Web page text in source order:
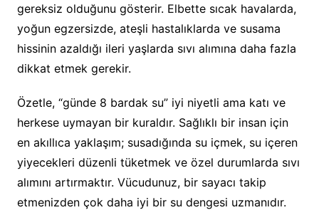
gereksiz olduğunu gösterir. Elbette sıcak havalarda,
yoğun egzersizde, ateşli hastalıklarda ve susama
hissinin azaldığı ileri yaşlarda sıvı alımına daha fazla
dikkat etmek gerekir.
Özetle, “günde 8 bardak su” iyi niyetli ama katı ve
herkese uymayan bir kuraldır. Sağlıklı bir insan için
en akıllıca yaklaşım; susadığında su içmek, su içeren
yiyecekleri düzenli tüketmek ve özel durumlarda sıvı
alımını artırmaktır. Vücudunuz, bir sayacı takip
etmenizden çok daha iyi bir su dengesi uzmanıdır.